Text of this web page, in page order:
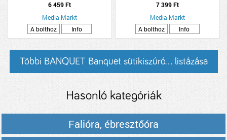
6 459 Ft
Media Markt
A bolthoz
Info
7 399 Ft
Media Markt
A bolthoz
Info
Többi BANQUET Banquet sütikiszúró... listázása
Hasonló kategóriák
Falióra, ébresztőóra